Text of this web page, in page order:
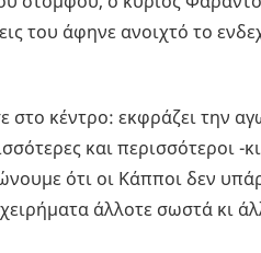
του άφηνε ανοιχτό το
στο κέντρο: εκφράζει την
και περισσότεροι -
ότι οι Κάπποι δεν
άλλοτε σωστά κι